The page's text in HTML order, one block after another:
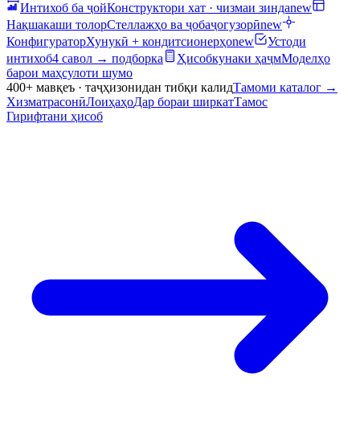
Интихоб ба ҷойКонструктори хат · чизмаи зиндаnew
Нақшакаши толорСтеллажҳо ва ҷобаҷогузорӣnew
КонфигураторХунукӣ + кондитсионерҳоnew
Устоди
интихоб4 савол → подборка Ҳисобкунаки ҳаҷмМоделҳо
барои маҳсулоти шумо
400+ мавқеъ · таҷҳизонидан тибқи калидТамоми каталог →
ХизматрасонӣЛоиҳаҳоДар бораи ширкатТамос
Гирифтани ҳисоб